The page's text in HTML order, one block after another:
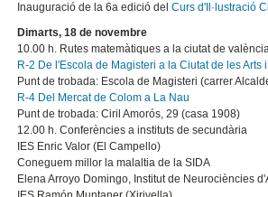
Inauguració de la 6a edició delCurs d'Il·lustració
Dimarts, 18 de novembre
10.00 h. Rutes matemàtiques a la ciutat de
R-2 De l'Escola de Magisteri a la Ciutat de les Arts
Punt de trobada: Escola de Magisteri (carrer
R-4 Del Mercat de Colom a La Nau
Punt de trobada: Ciril Amorós, 29 (casa 1908)
12.00 h. Conferències a instituts de secundària
IES Enric Valor (El Campello)
Coneguem millor la malaltia de la SIDA
Elena Arroyo Domingo, Institut de Neurociències